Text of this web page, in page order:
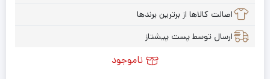
اصالت کالاها از برترین برندها
ارسال توسط پست پیشتاز
ناموجود